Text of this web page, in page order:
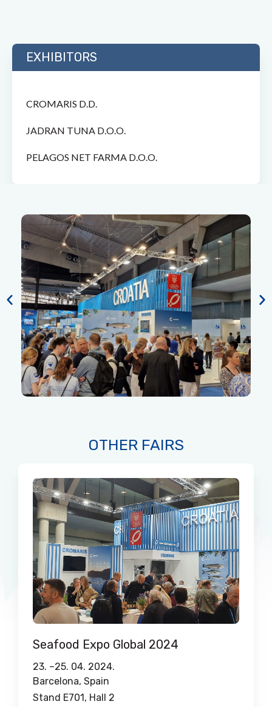
EXHIBITORS
CROMARIS D.D.
JADRAN TUNA D.O.O.
PELAGOS NET FARMA D.O.O.
OTHER FAIRS
Seafood Expo Global 2024
23. –25. 04. 2024.
Barcelona, ​​Spain
Stand E701, Hall 2